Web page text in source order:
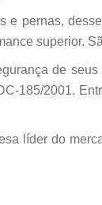
pernas,
superior.
de
185/2001.
líder do